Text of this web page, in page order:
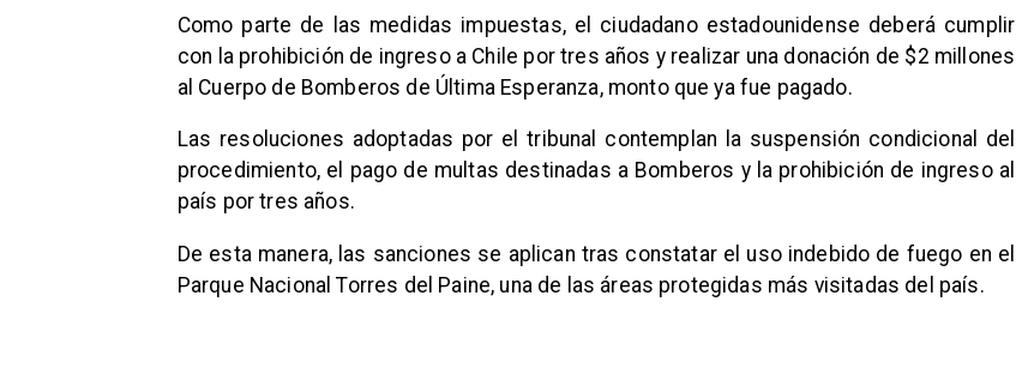
Como parte de las medidas impuestas, el ciudadano estadounidense deberá cumplir
con la prohibición de ingreso a Chile por tres años y realizar una donación de $2 millones
al Cuerpo de Bomberos de Última Esperanza, monto que ya fue pagado.
Las resoluciones adoptadas por el tribunal contemplan la suspensión condicional del
procedimiento, el pago de multas destinadas a Bomberos y la prohibición de ingreso al
país por tres años.
De esta manera, las sanciones se aplican tras constatar el uso indebido de fuego en el
Parque Nacional Torres del Paine, una de las áreas protegidas más visitadas del país.